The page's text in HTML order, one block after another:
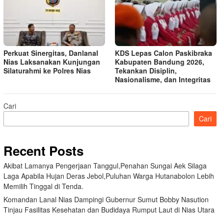
Perkuat Sinergitas, Danlanal
Nias Laksanakan Kunjungan
Silaturahmi ke Polres Nias
KDS Lepas Calon Paskibraka
Kabupaten Bandung 2026,
Tekankan Disiplin,
Nasionalisme, dan Integritas
Cari
Cari
Recent Posts
Akibat Lamanya Pengerjaan Tanggul,Penahan Sungai Aek Silaga
Laga Apabila Hujan Deras Jebol,Puluhan Warga Hutanabolon Lebih
Memilih Tinggal di Tenda.
Komandan Lanal Nias Dampingi Gubernur Sumut Bobby Nasution
Tinjau Fasilitas Kesehatan dan Budidaya Rumput Laut di Nias Utara